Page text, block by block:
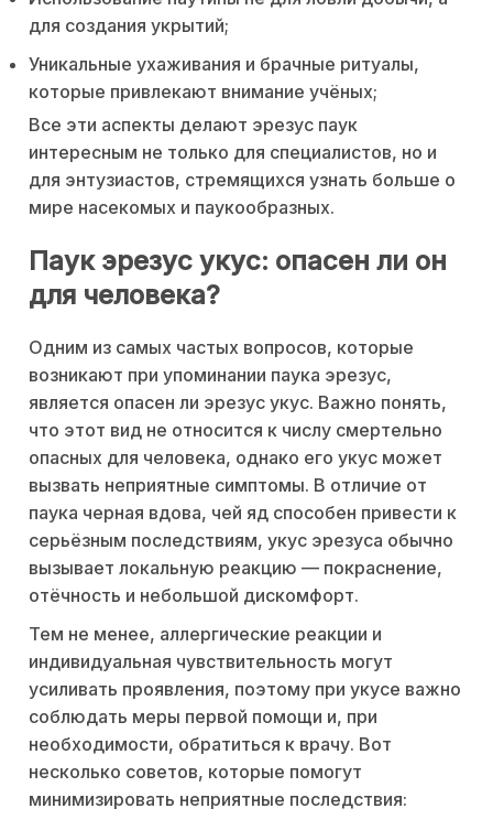
для создания укрытий;
Уникальные ухаживания и брачные ритуалы,
которые привлекают внимание учёных;
Все эти аспекты делают эрезус паук
интересным не только для специалистов, но и
для энтузиастов, стремящихся узнать больше о
мире насекомых и паукообразных.
Паук эрезус укус: опасен ли он
для человека?
Одним из самых частых вопросов, которые
возникают при упоминании паука эрезус,
является опасен ли эрезус укус. Важно понять,
что этот вид не относится к числу смертельно
опасных для человека, однако его укус может
вызвать неприятные симптомы. В отличие от
паука черная вдова, чей яд способен привести к
серьёзным последствиям, укус эрезуса обычно
вызывает локальную реакцию — покраснение,
отёчность и небольшой дискомфорт.
Тем не менее, аллергические реакции и
индивидуальная чувствительность могут
усиливать проявления, поэтому при укусе важно
соблюдать меры первой помощи и, при
необходимости, обратиться к врачу. Вот
несколько советов, которые помогут
минимизировать неприятные последствия: